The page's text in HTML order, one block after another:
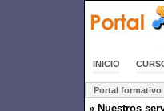
INICIO
Portal formativo
» Nuestros